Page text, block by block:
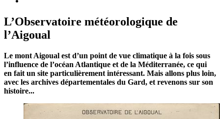
L’Observatoire météorologique de
l’Aigoual
Le mont Aigoual est d’un point de vue climatique à la fois sous
l’influence de l’océan Atlantique et de la Méditerranée, ce qui
en fait un site particulièrement intéressant. Mais allons plus loin,
avec les archives départementales du Gard, et revenons sur son
histoire...